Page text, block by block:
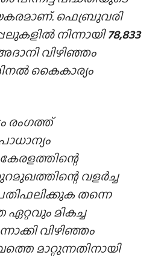
ഫെബ്രുവരി
നിന്നായി78,833
വിഴിഞ്ഞം
കൈകാര്യം
രംഗത്ത്
വളർച്ച
തന്നെ
മികച്ച
വിഴിഞ്ഞം
മാറ്റുന്നതിനായി